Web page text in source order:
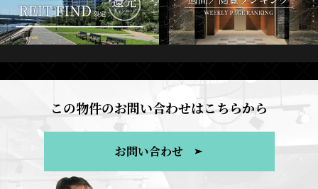
この物件のお問い合わせはこちらから
お問い合わせ